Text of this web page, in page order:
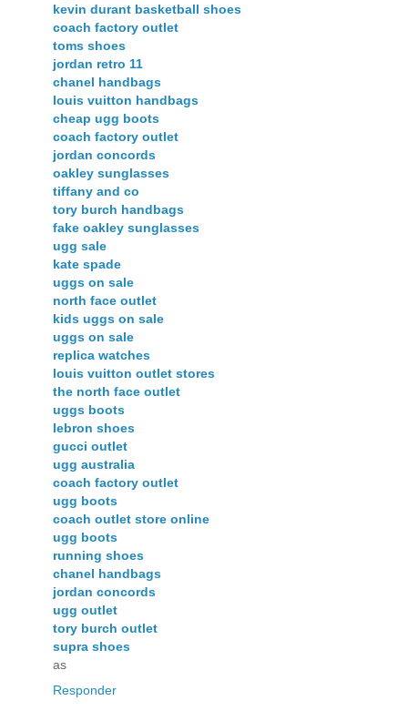
kevin durant basketball shoes
coach factory outlet
toms shoes
jordan retro 11
chanel handbags
louis vuitton handbags
cheap ugg boots
coach factory outlet
jordan concords
oakley sunglasses
tiffany and co
tory burch handbags
fake oakley sunglasses
ugg sale
kate spade
uggs on sale
north face outlet
kids uggs on sale
uggs on sale
replica watches
louis vuitton outlet stores
the north face outlet
uggs boots
lebron shoes
gucci outlet
ugg australia
coach factory outlet
ugg boots
coach outlet store online
ugg boots
running shoes
chanel handbags
jordan concords
ugg outlet
tory burch outlet
supra shoes
as
Responder